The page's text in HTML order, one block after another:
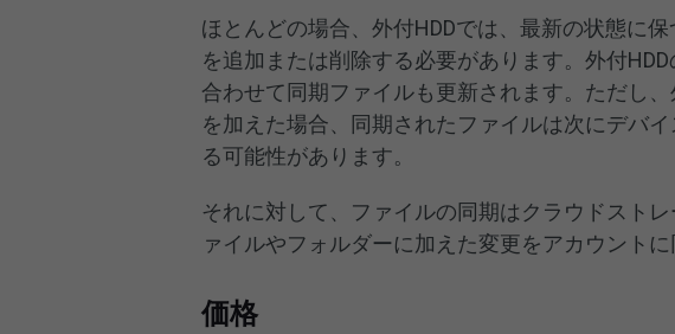
ほとんどの場合、外付HDDでは、最新の状態に
を追加または削除する必要があります。外付
合わせて同期ファイルも更新されます。ただし
を加えた場合、同期されたファイルは次にデバ
る可能性があります。
それに対して、ファイルの同期はクラウドスト
ァイルやフォルダーに加えた変更をアカウントに
価格